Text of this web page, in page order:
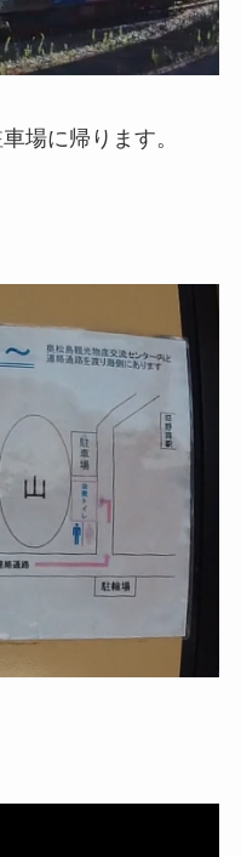
場に帰ります。